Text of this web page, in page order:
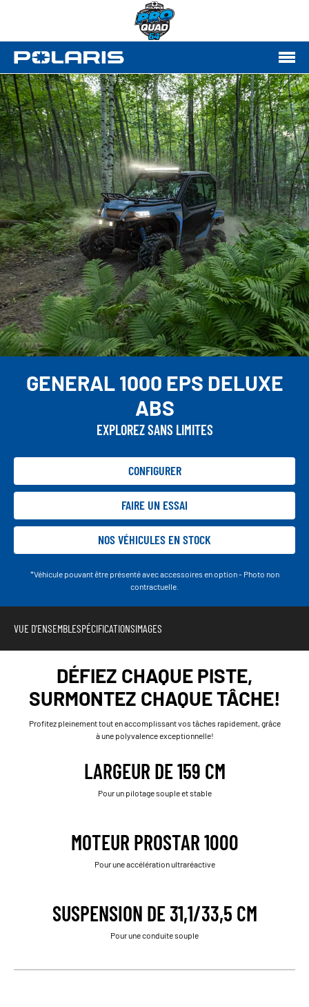
GENERAL 1000 EPS DELUXE
ABS
EXPLOREZ SANS LIMITES
CONFIGURER
FAIRE UN ESSAI
NOS VÉHICULES EN STOCK
*Véhicule pouvant être présenté avec accessoires en option - Photo non
contractuelle.
VUE D'ENSEMBLESPÉCIFICATIONSIMAGES
DÉFIEZ CHAQUE PISTE,
SURMONTEZ CHAQUE TÂCHE!
Profitez pleinement tout en accomplissant vos tâches rapidement, grâce
à une polyvalence exceptionnelle!
LARGEUR DE 159 CM
Pour un pilotage souple et stable
MOTEUR PROSTAR 1000
Pour une accélération ultraréactive
SUSPENSION DE 31,1/33,5 CM
Pour une conduite souple